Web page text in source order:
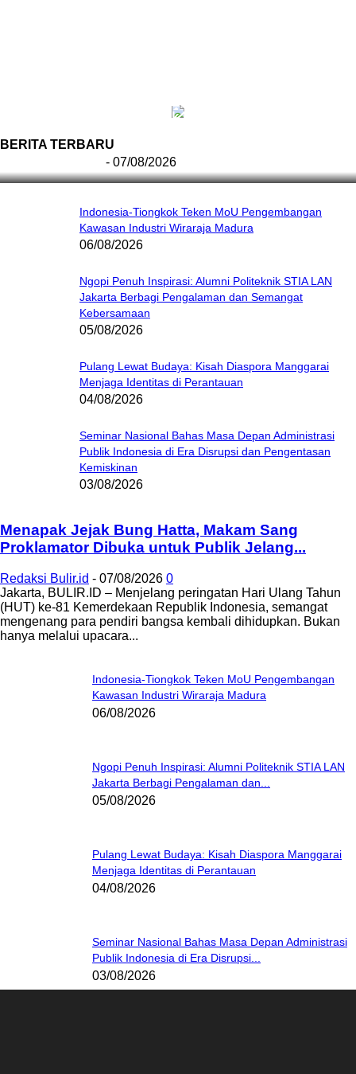
BERITA TERBARU
Proklamator Dibuka untuk Publik Jelang HUT RI ke-
- 07/08/2026
Indonesia-Tiongkok Teken MoU Pengembangan
Kawasan Industri Wiraraja Madura
06/08/2026
Ngopi Penuh Inspirasi: Alumni Politeknik STIA LAN
Jakarta Berbagi Pengalaman dan Semangat
Kebersamaan
05/08/2026
Pulang Lewat Budaya: Kisah Diaspora Manggarai
Menjaga Identitas di Perantauan
04/08/2026
Seminar Nasional Bahas Masa Depan Administrasi
Publik Indonesia di Era Disrupsi dan Pengentasan
Kemiskinan
03/08/2026
Menapak Jejak Bung Hatta, Makam Sang
Proklamator Dibuka untuk Publik Jelang...
Redaksi Bulir.id - 07/08/2026 0
Jakarta, BULIR.ID – Menjelang peringatan Hari Ulang Tahun
(HUT) ke-81 Kemerdekaan Republik Indonesia, semangat
mengenang para pendiri bangsa kembali dihidupkan. Bukan
hanya melalui upacara...
Indonesia-Tiongkok Teken MoU Pengembangan
Kawasan Industri Wiraraja Madura
06/08/2026
Ngopi Penuh Inspirasi: Alumni Politeknik STIA LAN
Jakarta Berbagi Pengalaman dan...
05/08/2026
Pulang Lewat Budaya: Kisah Diaspora Manggarai
Menjaga Identitas di Perantauan
04/08/2026
Seminar Nasional Bahas Masa Depan Administrasi
Publik Indonesia di Era Disrupsi...
03/08/2026